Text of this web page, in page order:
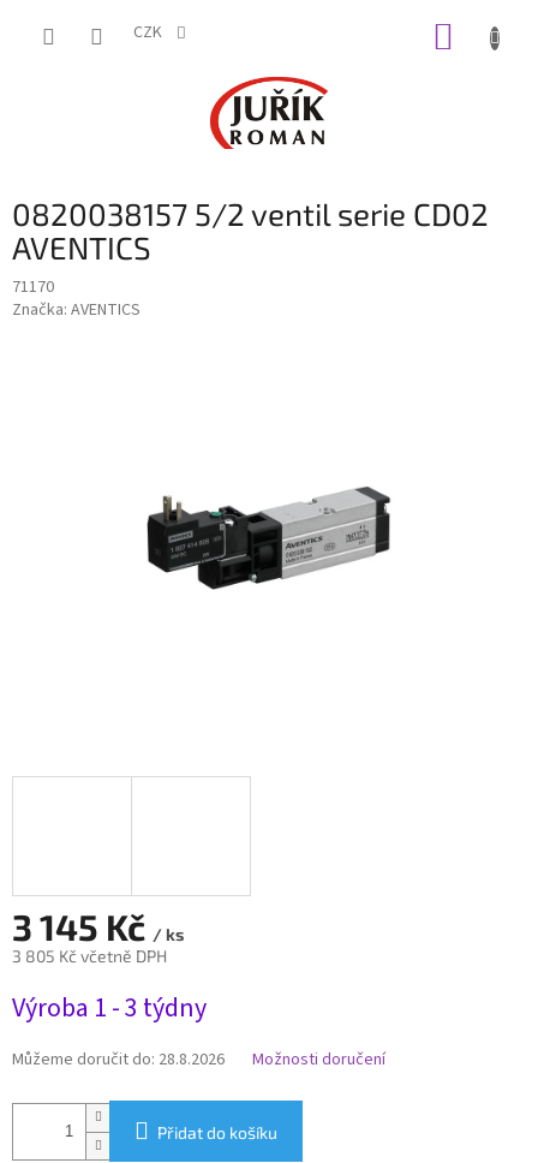
CZK
0820038157 5/2 ventil serie CD02
AVENTICS
71170
Značka: AVENTICS
3 145 Kč / ks
3 805 Kč včetně DPH
cena:
Výroba 1 - 3 týdny
Můžeme doručit do: 28.8.2026 Možnosti doručení
Přidat do košíku